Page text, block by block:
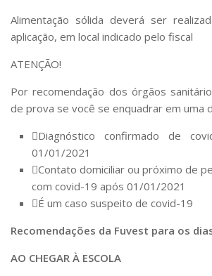
Alimentação sólida deverá ser
aplicação, em local indicado pelo fiscal
ATENÇÃO!
Por recomendação dos órgãos
de prova se você se enquadrar em uma
Diagnóstico confirmado de
01/01/2021
Contato domiciliar ou próximo de
com covid-19 após 01/01/2021
É um caso suspeito de covid-19
Recomendações da Fuvest para os
AO CHEGAR À ESCOLA